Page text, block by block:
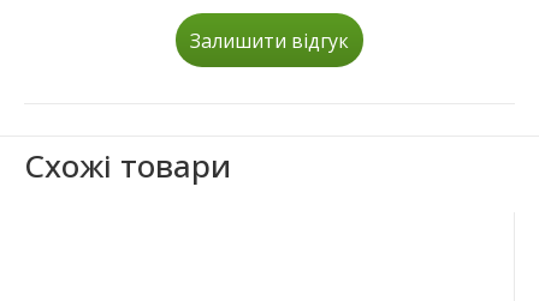
Залишити відгук
Схожі товари